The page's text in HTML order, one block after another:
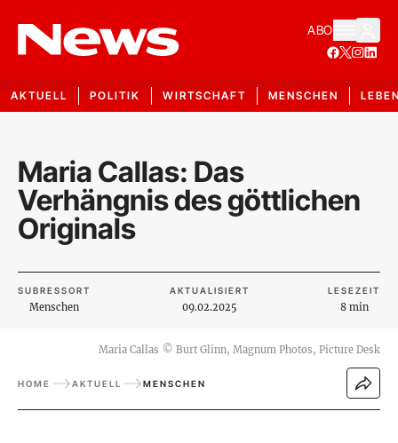
ABO
AKTUELL POLITIK WIRTSCHAFT MENSCHEN
Maria Callas: Das
Verhängnis des göttlichen
Originals
SUBRESSORT
Menschen
AKTUALISIERT
09.02.2025
LESEZEIT
8 min
Maria Callas © Burt Glinn, Magnum Photos, Picture Desk
HOME AKTUELL MENSCHEN